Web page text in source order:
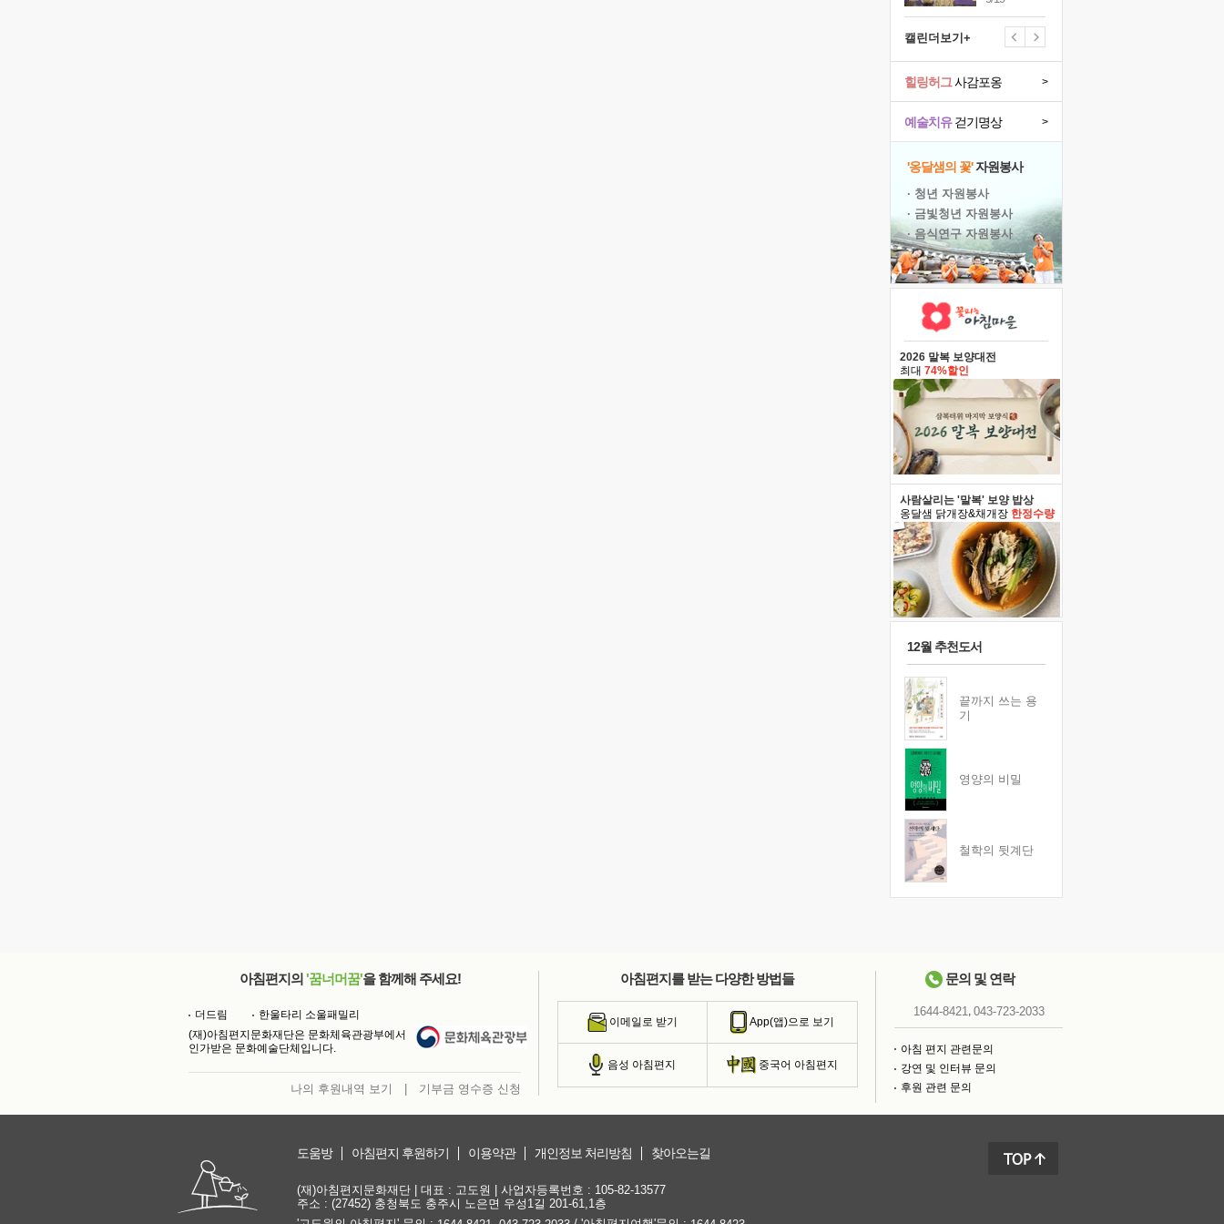
캘린더보기+
예술치유걷기명상 >
힐링허그사감포옹 >
'옹달샘의 꽃'자원봉사
· 청년 자원봉사
· 금빛청년 자원봉사
· 음식연구 자원봉사
2026 말복 보양대전
최대 74%할인
사람살리는 '말복' 보양 밥상
옹달샘 닭개장&채개장 한정수량
12월 추천도서
끝까지 쓰는 용
기
영양의 비밀
철학의 뒷계단
아침편지의 '꿈너머꿈'을 함께해 주세요!
더드림
한울타리 소울패밀리
(재)아침편지문화재단은 문화체육관광부에서
인가받은 문화예술단체입니다.
나의 후원내역 보기 기부금 영수증 신청
아침편지를 받는 다양한 방법들
이메일로 받기 App(앱)으로 보기
음성 아침편지 중국어 아침편지
문의 및 연락
1644-8421, 043-723-2033
아침 편지 관련문의
강연 및 인터뷰 문의
후원 관련 문의
도움방 아침편지 후원하기 이용약관 개인정보 처리방침 찾아오는길
(재)아침편지문화재단 | 대표 : 고도원 | 사업자등록번호 : 105-82-13577
주소 : (27452) 충청북도 충주시 노은면 우성1길 201-61,1층